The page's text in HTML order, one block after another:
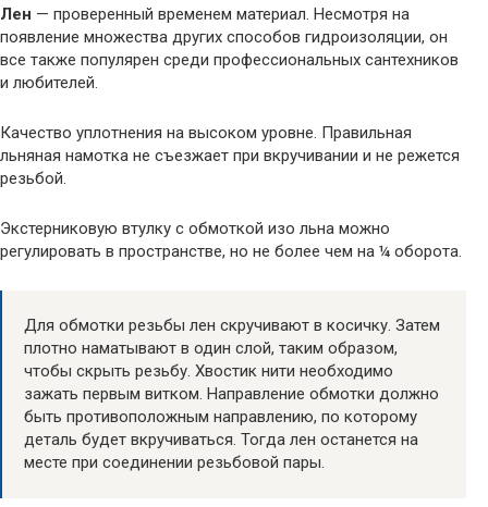
Лен — проверенный временем материал. Несмотря на
появление множества других способов гидроизоляции, он
все также популярен среди профессиональных сантехников
и любителей.
Качество уплотнения на высоком уровне. Правильная
льняная намотка не съезжает при вкручивании и не режется
резьбой.
Экстерниковую втулку с обмоткой изо льна можно
регулировать в пространстве, но не более чем на ¼ оборота.
Для обмотки резьбы лен скручивают в косичку. Затем
плотно наматывают в один слой, таким образом,
чтобы скрыть резьбу. Хвостик нити необходимо
зажать первым витком. Направление обмотки должно
быть противоположным направлению, по которому
деталь будет вкручиваться. Тогда лен останется на
месте при соединении резьбовой пары.